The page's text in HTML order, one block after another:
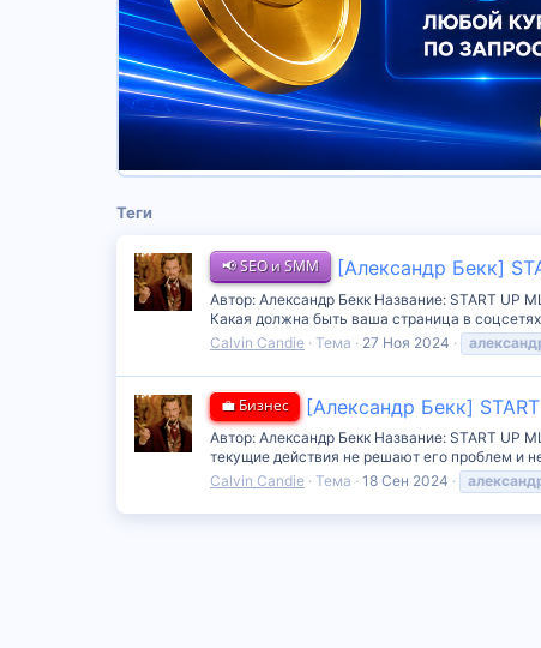
Теги
📢 SEO и SMM [Александр Бекк]
Автор: Александр Бекк Название: START UP
Какая должна быть ваша страница в
Calvin Candie Тема 27 Ноя 2024
💼 Бизнес [Александр Бекк]
Автор: Александр Бекк Название: START UP
текущие действия не решают его проблем и
Calvin Candie Тема 18 Сен 2024